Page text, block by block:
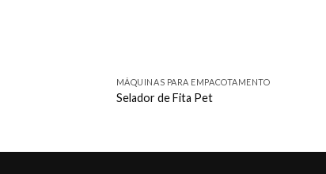
MÁQUINAS PARA EMPACOTAMENTO
Selador de Fita Pet